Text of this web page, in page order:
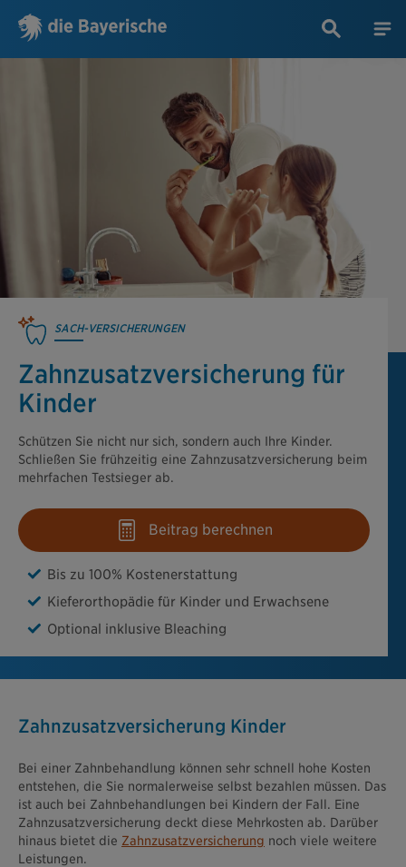
SACH-VERSICHERUNGEN
Zahn­zusatzversi­cherung für
Kinder
Schützen Sie nicht nur sich, sondern auch Ihre Kinder.
Schließen Sie frühzeitig eine Zahnzusatzversicherung beim
mehrfachen Testsieger ab.
Beitrag berechnen
Bis zu 100% Kostenerstattung
Kieferorthopädie für Kinder und Erwachsene
Optional inklusive Bleaching
Zahnzusatzversicherung Kinder
Bei einer Zahnbehandlung können sehr schnell hohe Kosten
entstehen, die Sie normalerweise selbst bezahlen müssen. Das
ist auch bei Zahnbehandlungen bei Kindern der Fall. Eine
Zahnzusatzversicherung deckt diese Mehrkosten ab. Darüber
hinaus bietet die Zahnzusatzversicherung noch viele weitere
Leistungen.